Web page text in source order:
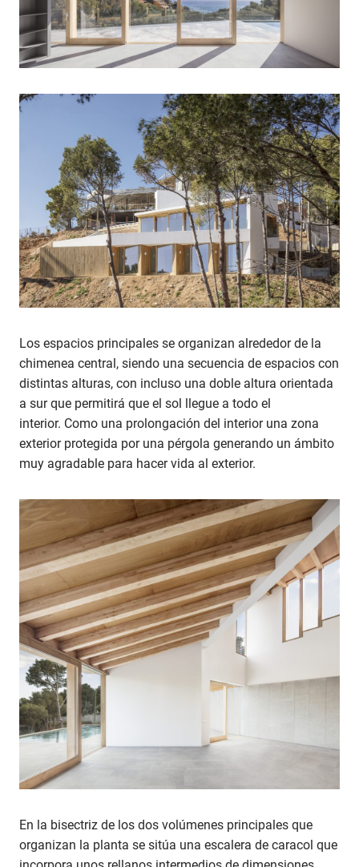
Los espacios principales se organizan alrededor de la
chimenea central, siendo una secuencia de espacios con
distintas alturas, con incluso una doble altura orientada
a sur que permitirá que el sol llegue a todo el
interior. Como una prolongación del interior una zona
exterior protegida por una pérgola generando un ámbito
muy agradable para hacer vida al exterior.
En la bisectriz de los dos volúmenes principales que
organizan la planta se sitúa una escalera de caracol que